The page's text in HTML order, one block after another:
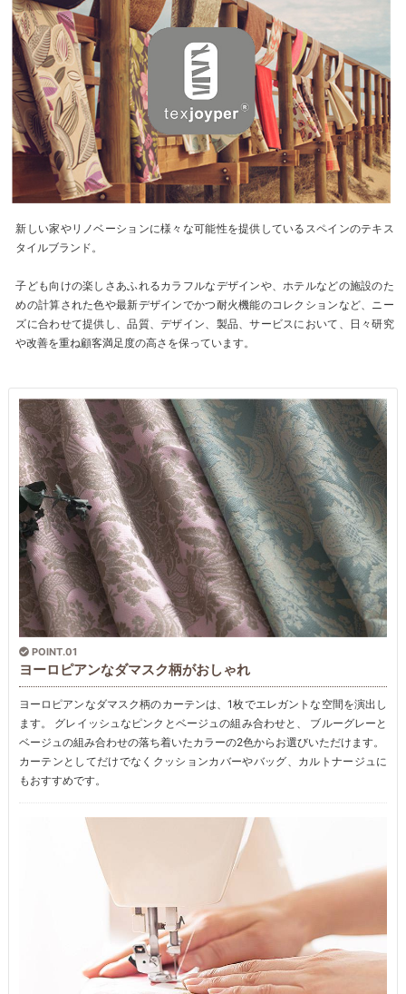
新しい家やリノベーションに様々な可能性を提供しているスペインのテキス
タイルブランド。
子ども向けの楽しさあふれるカラフルなデザインや、ホテルなどの施設のた
めの計算された色や最新デザインでかつ耐火機能のコレクションなど、ニー
ズに合わせて提供し、品質、デザイン、製品、サービスにおいて、日々研究
や改善を重ね顧客満足度の高さを保っています。
POINT.01
ヨーロピアンなダマスク柄がおしゃれ
ヨーロピアンなダマスク柄のカーテンは、1枚でエレガントな空間を演出し
ます。 グレイッシュなピンクとベージュの組み合わせと、 ブルーグレーと
ベージュの組み合わせの落ち着いたカラーの2色からお選びいただけます。
カーテンとしてだけでなくクッションカバーやバッグ、カルトナージュに
もおすすめです。